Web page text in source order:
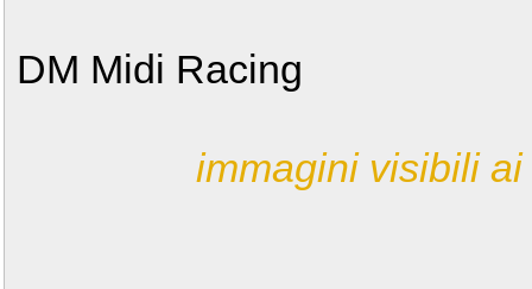
DM Midi Racing
immagini visibili